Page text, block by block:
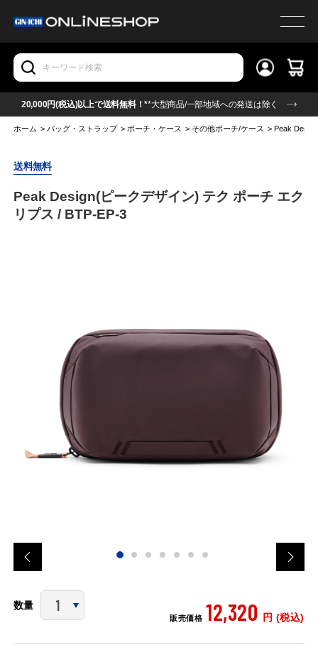
20,000円(税込)以上で送料無料！**大型商品/一部地域への発送は除く
ホーム >バッグ・ストラップ > ポーチ・ケース > その他ポーチ/ケース >Peak
送料無料
Peak Design(ピークデザイン) テク ポーチ エク
リプス / BTP-EP-3
数量
販売価格 12,320 円 (税込)